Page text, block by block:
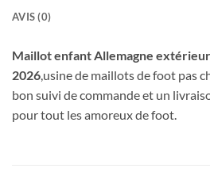
AVIS (0)
Maillot enfant Allemagne
2026,usine de maillots de foot pas
bon suivi de commande et un
pour tout les amoreux de foot.